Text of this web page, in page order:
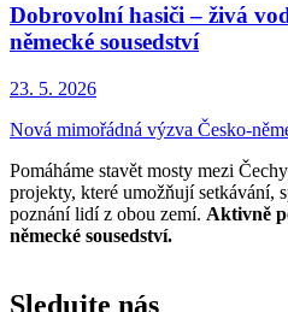
Dobrovolní hasiči – živá
německé sousedství
23. 5. 2026
Nová mimořádná výzva Česko-
Pomáháme stavět mosty mezi
projekty, které umožňují setkávání,
poznání lidí z obou zemí. Aktivně
německé sousedství.
Sledujte nás